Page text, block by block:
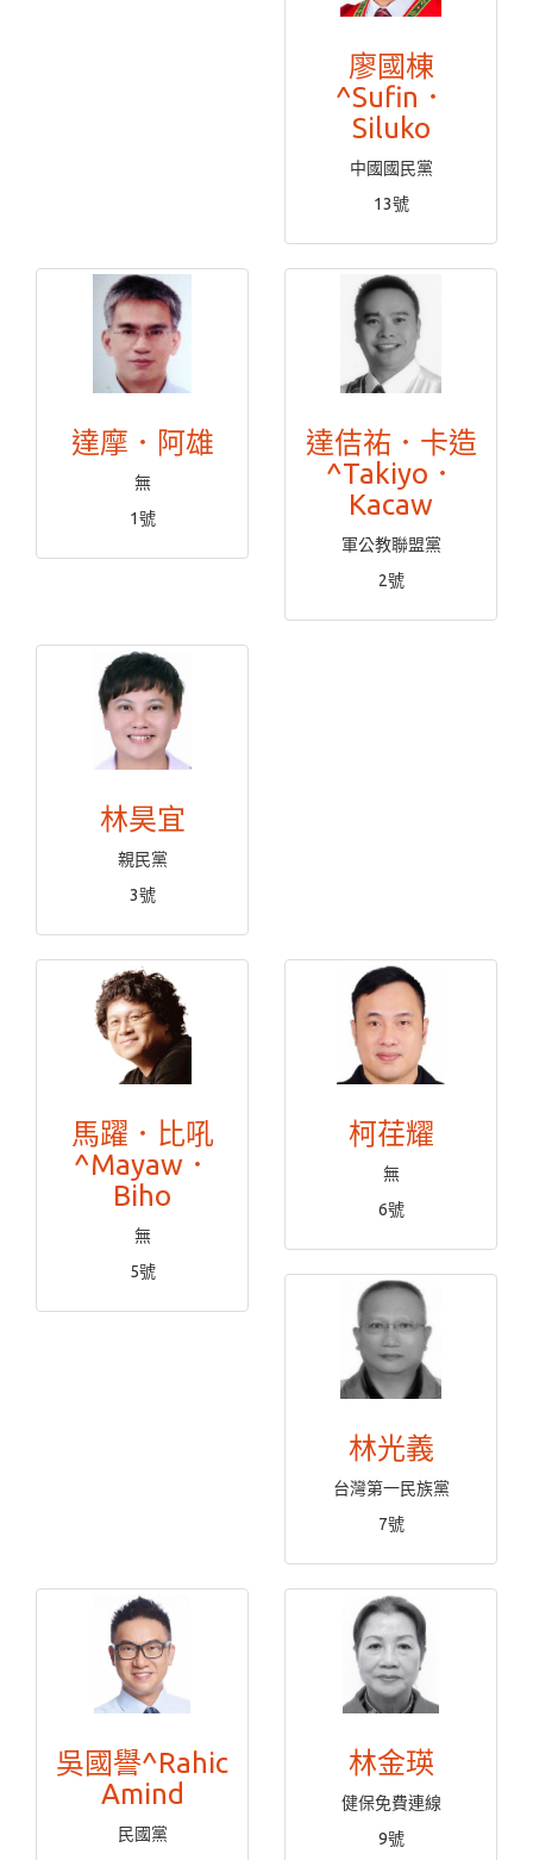
廖國棟
^Sufin．
Siluko
中國國民黨
13號
達摩．阿雄
無
1號
達佶祐．卡造
^Takiyo．
Kacaw
軍公教聯盟黨
2號
林昊宜
親民黨
3號
馬躍．比吼
^Mayaw．
Biho
無
5號
柯荏耀
無
6號
林光義
台灣第一民族黨
7號
吳國譽^Rahic
Amind
民國黨
林金瑛
健保免費連線
9號